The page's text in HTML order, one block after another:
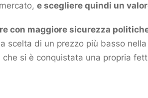
mercato, e scegliere quindi un
con maggiore sicurezza
scelta di un prezzo più basso
si è conquistata una propria